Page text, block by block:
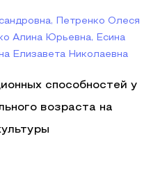
Петренко Олеся
Алина Юрьевна, Есина
Елизавета Николаевна
способностей у
возраста на